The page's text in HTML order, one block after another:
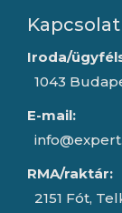
Kapcsolat
Iroda/
1043
E-mail:
RMA/raktár:
2151 Fót,